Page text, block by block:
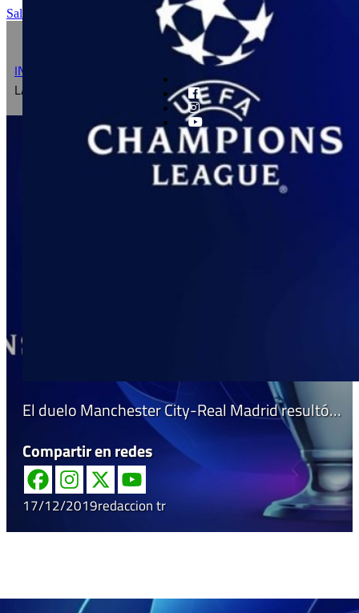
Saltar al contenido principal Saltar al pie de página
INICIO
SORTEADOS LOS OCTAVOS DE FINAL DE
LA LIGA DE CAMPEONES
El duelo Manchester City-Real Madrid resultó…
Compartir en redes
17/12/2019redaccion tr